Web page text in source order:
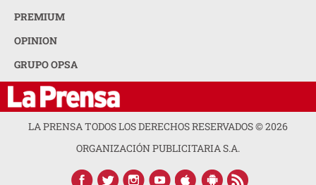
PREMIUM
OPINION
GRUPO OPSA
LA PRENSA TODOS LOS DERECHOS RESERVADOS ©2026
ORGANIZACIÓN PUBLICITARIA S.A.